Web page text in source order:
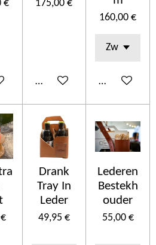
€
al carrito
175,00 €
Añadir al carrito
160,00 €
Añadir al
Drank
Tray In
Leder
49,95 €
Lederen
Bestekh
ouder
55,00 €